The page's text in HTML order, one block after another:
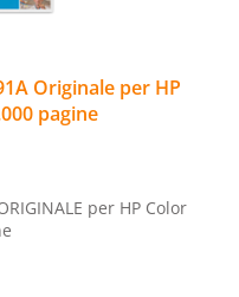
Originale per HP
pagine
per HP Color